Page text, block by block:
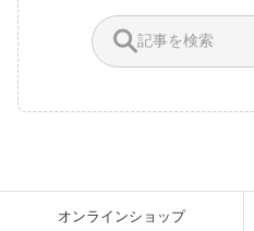
オンラインショップ